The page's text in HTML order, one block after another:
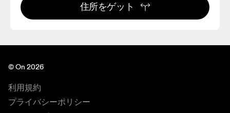
住所をゲット
© On 2026
利用規約
プライバシーポリシー